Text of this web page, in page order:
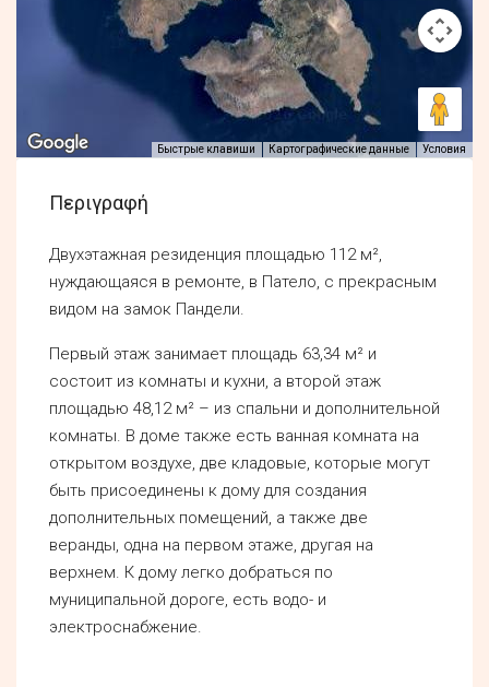
Быстрые клавиши Картографические данные Условия
Περιγραφή
Двухэтажная резиденция площадью 112 м²,
нуждающаяся в ремонте, в Патело, с прекрасным
видом на замок Пандели.
Первый этаж занимает площадь 63,34 м² и
состоит из комнаты и кухни, а второй этаж
площадью 48,12 м² – из спальни и дополнительной
комнаты. В доме также есть ванная комната на
открытом воздухе, две кладовые, которые могут
быть присоединены к дому для создания
дополнительных помещений, а также две
веранды, одна на первом этаже, другая на
верхнем. К дому легко добраться по
муниципальной дороге, есть водо- и
электроснабжение.